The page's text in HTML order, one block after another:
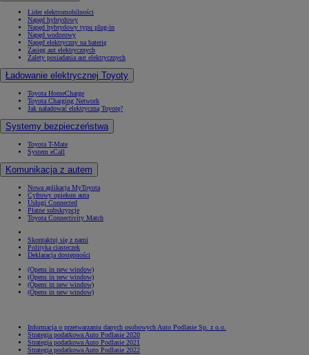
Lider elektromobilności
Napęd hybrydowy
Napęd hybrydowy typu plug-in
Napęd wodorowy
Napęd elektryczny na baterię
Zasięg aut elektrycznych
Zalety posiadania aut elektrycznych
Ładowanie elektrycznej Toyoty
Toyota HomeCharge
Toyota Charging Network
Jak naładować elektryczną Toyotę?
Systemy bezpieczeństwa
Toyota T-Mate
System eCall
Komunikacja z autem
Nowa aplikacja MyToyota
Cyfrowy opiekun auta
Usługi Connected
Płatne subskrypcje
Toyota Connectivity Match
Skontaktuj się z nami
Polityka ciasteczek
Deklaracja dostępności
(Opens in new window)
(Opens in new window)
(Opens in new window)
(Opens in new window)
Informacja o przetwarzaniu danych osobowych Auto Podlasie Sp. z o.o.
Strategia podatkowa Auto Podlasie 2020
Strategia podatkowa Auto Podlasie 2021
Strategia podatkowa Auto Podlasie 2022